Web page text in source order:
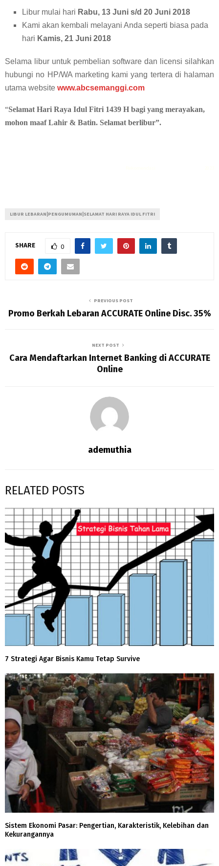
Libur mulai hari Rabu, 13 Juni s/d 20 Juni 2018
Kami akan kembali melayani Anda seperti biasa pada
hari Kamis, 21 Juni 2018
Selama libur untuk pembelian software dan licensi silahkan
hubungi no HP/WA marketing kami yang tertera di halaman
utama website www.abcsemanggi.com
“Selamat Hari Raya Idul Fitri 1439 H bagi yang merayakan,
mohon maaf Lahir & Batin. Selamat berlibur”.
LIBUR LEBARAN|PENGUMUMAN|SELAMAT HARI RAYA IDUL FITRI
SHARE 0
PREVIOUS POST
Promo Berkah Lebaran ACCURATE Online Disc. 35%
NEXT POST
Cara Mendaftarkan Internet Banking di ACCURATE
Online
ademuthia
RELATED POSTS
7 Strategi Agar Bisnis Kamu Tetap Survive
Sistem Ekonomi Pasar: Pengertian, Karakteristik, Kelebihan dan
Kekurangannya